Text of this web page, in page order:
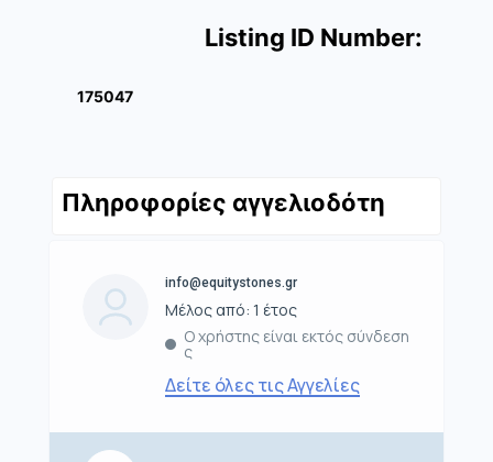
Listing ID Number:
175047
Πληροφορίες αγγελιοδότη
info@equitystones.gr
Μέλος από: 1 έτος
Ο χρήστης είναι εκτός σύνδεση
ς
Δείτε όλες τις Αγγελίες